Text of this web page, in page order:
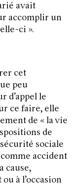
avait
accomplir un
ci ».
cet
peu
d’appel le
ce faire, elle
de «la vie
de
sécurité sociale
accident
cause,
à l’occasion